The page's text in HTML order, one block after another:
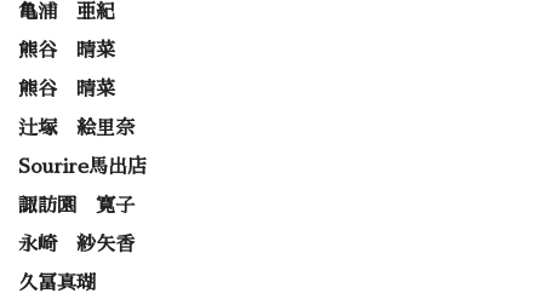
亀浦 亜紀
熊谷 晴菜
熊谷 晴菜
辻塚 絵里奈
Sourire馬出店
諏訪園 寛子
永崎 紗矢香
久冨真瑚